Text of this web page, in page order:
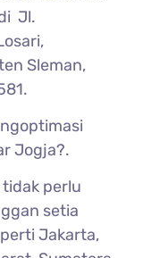
Jl.
Sleman,
Jogja?.
perlu
setia
Jakarta,